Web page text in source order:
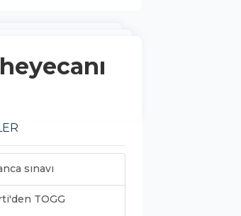
sınavı
TOGG